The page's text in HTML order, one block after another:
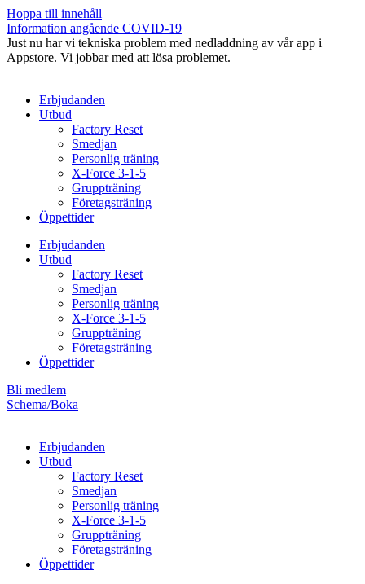
Hoppa till innehåll
Information angående COVID-19
Just nu har vi tekniska problem med nedladdning av vår app i
Appstore. Vi jobbar med att lösa problemet.
Erbjudanden
Utbud
Factory Reset
Smedjan
Personlig träning
X-Force 3-1-5
Gruppträning
Företagsträning
Öppettider
Erbjudanden
Utbud
Factory Reset
Smedjan
Personlig träning
X-Force 3-1-5
Gruppträning
Företagsträning
Öppettider
Bli medlem
Schema/Boka
Erbjudanden
Utbud
Factory Reset
Smedjan
Personlig träning
X-Force 3-1-5
Gruppträning
Företagsträning
Öppettider